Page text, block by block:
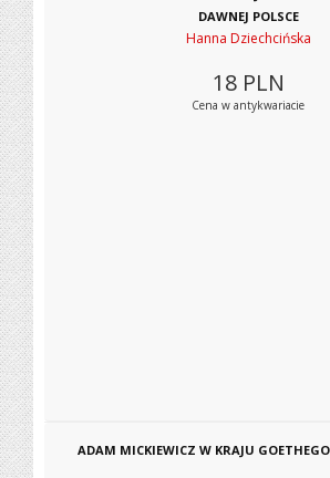
DAWNEJ POLSCE
Hanna Dziechcińska
18 PLN
Cena w antykwariacie
ADAM MICKIEWICZ W KRAJU